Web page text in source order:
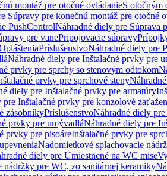
montáž pre otočné ovládanieS otočným
Súpravy pre konečnú montáž pre otočné
PushControlNáhradné diely pre Súprava
pre vanePripojovacie súpravy
PríslušenstvoNáhradné diely pre
Náhradné diely pre Inštalačné prvky pre
prvky pre sprchy so stenovým odtokom
prvky pre sprchové steny
diely pre Inštalačné prvky pre armatúry
pre Inštalačné prvky pre konzolové
zásobníkyPríslušenstvoNáhradné diely
prvky pre umývadláNáhradné diely pre
prvky pre pisoáreInštalačné prvky pre
Nadomietkové splachovacie
diely pre Umiestnené na WC mise
nádržky pre WC, zo sanitárnej keramiky